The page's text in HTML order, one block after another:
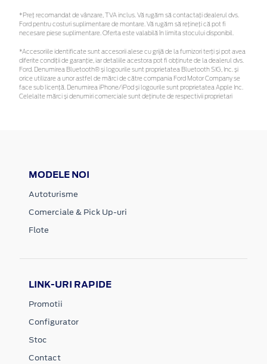
*Preţ recomandat de vânzare, TVA inclus. Vă rugăm să contactaţi dealerul dvs.
Ford pentru costuri suplimentare de montare. Vă rugăm să rețineți că pot fi
necesare piese suplimentare. Oferta este valabilă în limita stocului disponibil.
*Accesoriile identificate sunt accesorii alese cu grijă de la furnizori terți și pot avea
diferite condiții de garanție, iar detaliile acestora pot fi obținute de la dealerul dvs.
Ford. Denumirea Bluetooth® și logourile sunt proprietatea Bluetooth SIG, Inc. și
orice utilizare a unor astfel de mărci de către compania Ford Motor Company se
face sub licență. Denumirea iPhone/iPod și logourile sunt proprietatea Apple Inc.
Celelalte mărci și denumiri comerciale sunt deținute de respectivii proprietari
MODELE NOI
Autoturisme
Comerciale & Pick Up-uri
Flote
LINK-URI RAPIDE
Promotii
Configurator
Stoc
Contact